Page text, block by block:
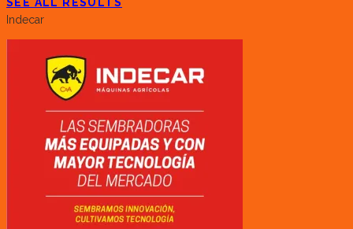
Indecar